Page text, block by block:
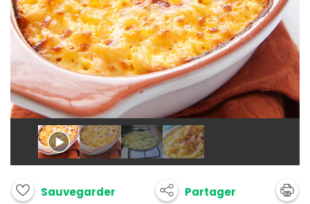
Sauvegarder Partager